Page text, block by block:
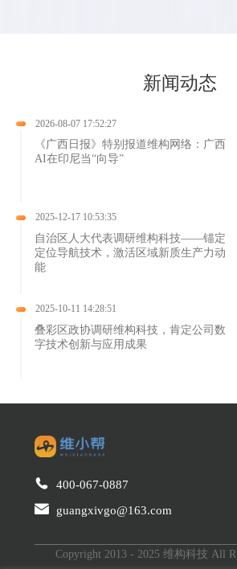
新闻动态
2026-08-07 17:52:27
《广西日报》特别报道维构网络：广西
AI在印尼当“向导”
2025-12-17 10:53:35
自治区人大代表调研维构科技——锚定
定位导航技术，激活区域新质生产力动
能
2025-10-11 14:28:51
叠彩区政协调研维构科技，肯定公司数
字技术创新与应用成果
400-067-0887
guangxivgo@163.com
Copyright 2013 - 2025 维构科技 All